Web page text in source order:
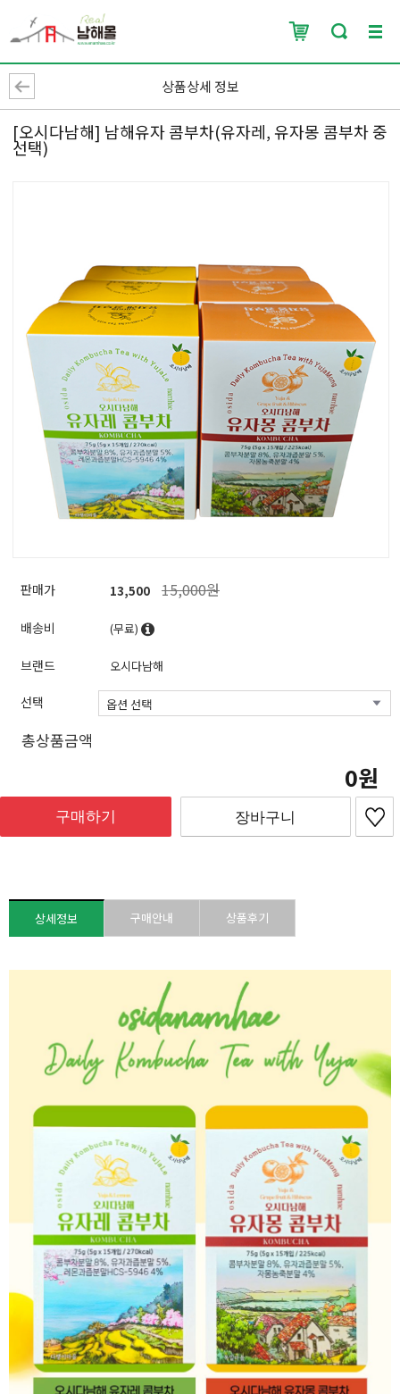
상품상세 정보
[오시다남해] 남해유자 콤부차(유자레, 유자몽 콤부차 중
선택)
판매가 13,500 15,000원
배송비 (무료)
브랜드 오시다남해
선택
총상품금액
0
구매하기 장바구니
상세정보 구매안내 상품후기